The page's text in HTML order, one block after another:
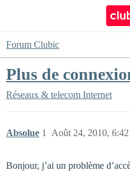
Forum Clubic
Plus de
Réseaux & telecom Internet
Absolue Août 24, 2010, 6:42
1
Bonjour, j’ai un problème